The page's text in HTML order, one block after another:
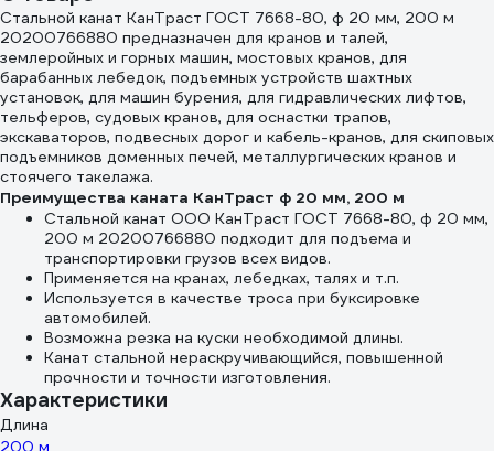
подвеса и
крепления
оцинкованная
сталь
ABR510012030598
Стальной канат КанТраст ГОСТ 7668-80, ф 20 мм, 200 м
20200766880 предназначен для кранов и талей,
землеройных и горных машин, мостовых кранов, для
барабанных лебедок, подъемных устройств шахтных
установок, для машин бурения, для гидравлических лифтов,
тельферов, судовых кранов, для оснастки трапов,
экскаваторов, подвесных дорог и кабель-кранов, для скиповых
подъемников доменных печей, металлургических кранов и
стоячего такелажа.
Преимущества каната КанТраст ф 20 мм, 200 м
Стальной канат ООО КанТраст ГОСТ 7668-80, ф 20 мм,
200 м 20200766880 подходит для подъема и
транспортировки грузов всех видов.
Применяется на кранах, лебедках, талях и т.п.
Используется в качестве троса при буксировке
автомобилей.
Возможна резка на куски необходимой длины.
Канат стальной нераскручивающийся, повышенной
прочности и точности изготовления.
Характеристики
Длина
200 м